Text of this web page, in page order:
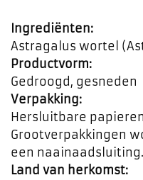
Ingrediënten:
Astragalus wortel
Productvorm:
Gedroogd, gesneden
Verpakking:
Hersluitbare
Grootverpakkingen
een naainaadsluiting.
Land van herkomst: